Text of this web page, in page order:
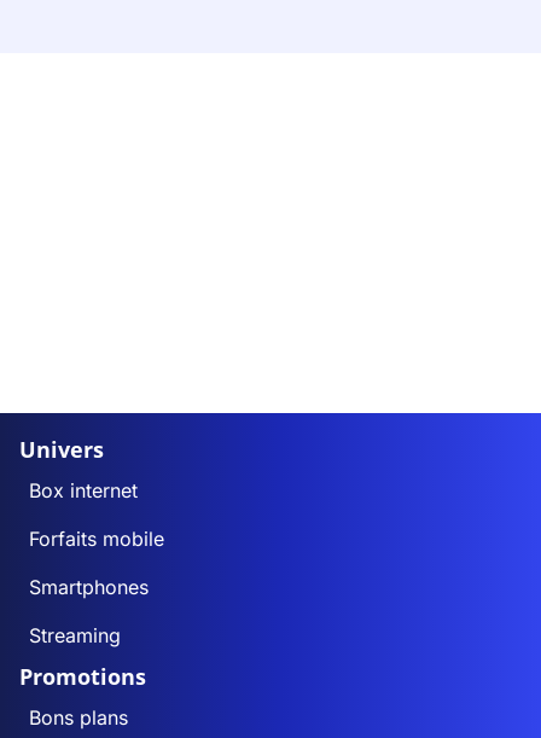
Univers
Box internet
Forfaits mobile
Smartphones
Streaming
Promotions
Bons plans